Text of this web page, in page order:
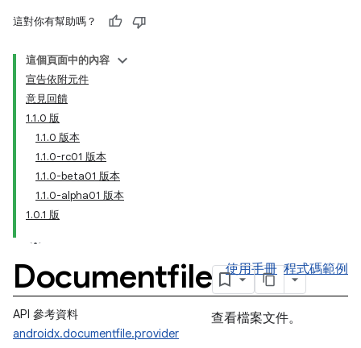
這對你有幫助嗎？
這個頁面中的內容
宣告依附元件
意見回饋
1.1.0 版
1.1.0 版本
1.1.0-rc01 版本
1.1.0-beta01 版本
1.1.0-alpha01 版本
1.0.1 版
Documentfile 使用手冊 程式碼範例
API 參考資料
androidx.documentfile.provider
查看檔案文件。